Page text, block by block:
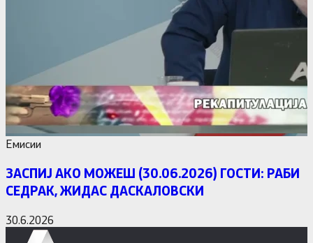
Емисии
ЗАСПИЈ АКО МОЖЕШ (30.06.2026) ГОСТИ: РАБИ
СЕДРАК, ЖИДАС ДАСКАЛОВСКИ
30.6.2026